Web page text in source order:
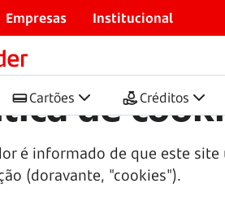
Empresas Institucional
Cartões Créditos
de Cookies
de
é informado de que este
(doravante, "cookies").